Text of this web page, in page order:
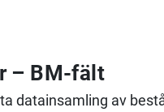
– BM-fält
datainsamling av